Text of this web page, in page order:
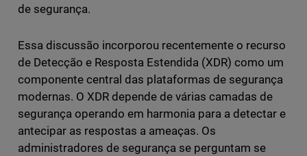
de segurança.
Essa discussão incorporou recentemente o recurso
de Detecção e Resposta Estendida (XDR) como um
componente central das plataformas de segurança
modernas. O XDR depende de várias camadas de
segurança operando em harmonia para a detectar e
antecipar as respostas a ameaças. Os
administradores de segurança se perguntam se